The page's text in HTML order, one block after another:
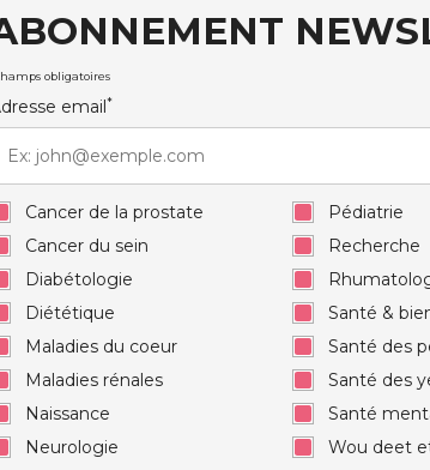
Schuman
obligatoires
email*
Cancer de la prostate
Cancer du sein
Diabétologie
Diététique
Maladies du coeur
Maladies rénales
Naissance
Neurologie
Pédiatrie
Recherche
Santé &
Santé des
Santé des
Santé
Wou deet